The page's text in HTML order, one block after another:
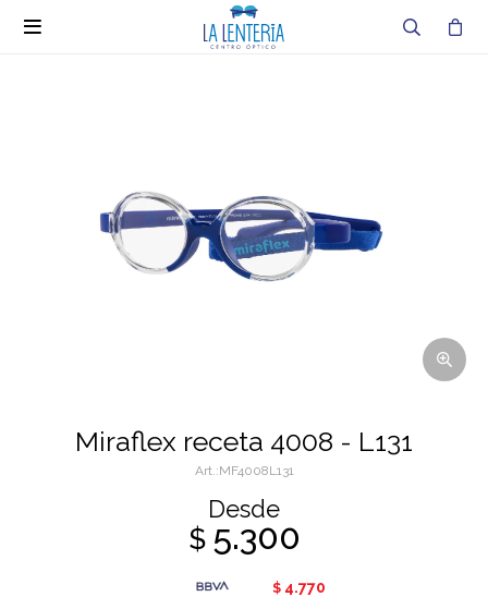

Miraflex receta 4008 - L131
MF4008L131
Desde
$ 5.300
$ 4.770